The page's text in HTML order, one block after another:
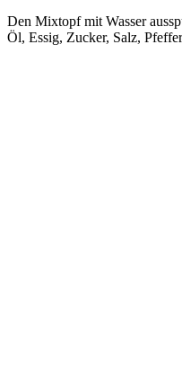
Den Mixtopf mit Wasser
Öl, Essig, Zucker, Salz,